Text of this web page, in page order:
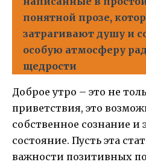
понятной прозе,
затрагивают душу и
особую атмосферу
щедрости
Доброе утро – это не
приветствия, это
собственное сознание и
состояние. Пусть эта
важности позитивных